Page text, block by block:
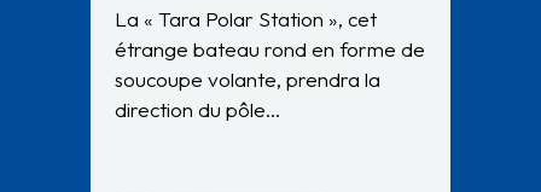
La « Tara Polar Station », cet
étrange bateau rond en forme de
soucoupe volante, prendra la
direction du pôle…